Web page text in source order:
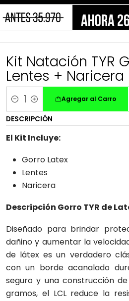
Kit Natación TYR
Lentes + Naricera
Cantidad
Agregar al Carro
DESCRIPCIÓN
El Kit Incluye:
Gorro Latex
Lentes
Naricera
Descripción Gorro TYR de
Diseñado para brindar
dañino y aumentar la
de látex es un verdadero
con un borde acanalado
seguro y una construcción
gramos, el LCL reduce la